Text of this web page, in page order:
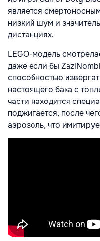
является
низкий шум и
дистанциях.
LEGO-модель
даже если бы
способностью
настоящего бака с
части находится
поджигается, после
аэрозоль, что